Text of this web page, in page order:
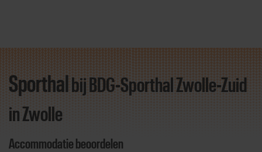
Direct door naar content
Sporthal bij BDG-Sporthal Zwolle-Zuid
in Zwolle
Accommodatie beoordelen